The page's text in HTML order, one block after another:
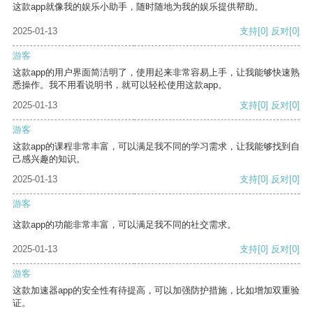
这款app就像我的娱乐小助手，随时随地为我的娱乐提供帮助。
2025-01-13 支持[0] 反对[0]
游客
这款app的用户界面简洁明了，使用起来非常容易上手，让我能够快速熟
悉操作。我不用看说明书，就可以轻松使用这款app。
2025-01-13
支持[0] 反对[0]
游客
这款app的课程非常丰富，可以满足我不同的学习需求，让我能够找到自
己感兴趣的知识。
2025-01-13
支持[0] 反对[0]
游客
这款app的功能非常丰富，可以满足我不同的社交需求。
2025-01-13 支持[0] 反对[0]
游客
这款加速器app的安全性有待提高，可以加强防护措施，比如增加双重验
证。